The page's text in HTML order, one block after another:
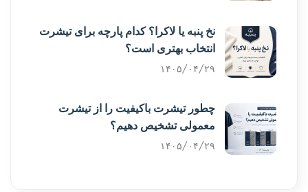
نخ پنبه یا لاکرا؟ کدام پارچه برای تیشرت
انتخاب بهتری است؟
۱۴۰۵/۰۴/۲۹
چطور تیشرت باکیفیت را از تیشرت
معمولی تشخیص دهیم؟
۱۴۰۵/۰۴/۲۹